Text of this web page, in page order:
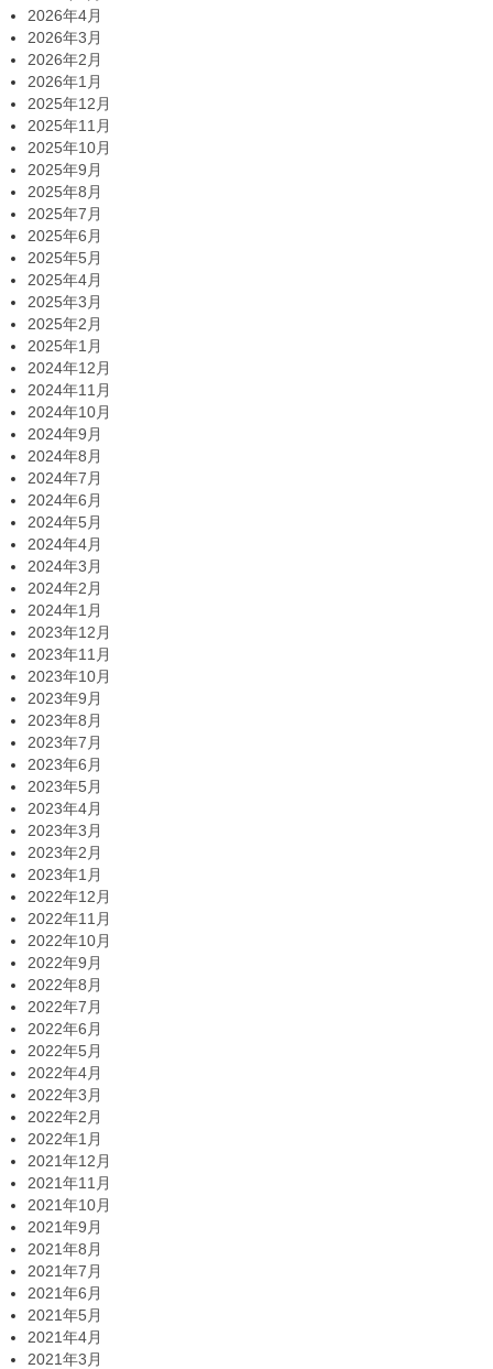
2026年4月
2026年3月
2026年2月
2026年1月
2025年12月
2025年11月
2025年10月
2025年9月
2025年8月
2025年7月
2025年6月
2025年5月
2025年4月
2025年3月
2025年2月
2025年1月
2024年12月
2024年11月
2024年10月
2024年9月
2024年8月
2024年7月
2024年6月
2024年5月
2024年4月
2024年3月
2024年2月
2024年1月
2023年12月
2023年11月
2023年10月
2023年9月
2023年8月
2023年7月
2023年6月
2023年5月
2023年4月
2023年3月
2023年2月
2023年1月
2022年12月
2022年11月
2022年10月
2022年9月
2022年8月
2022年7月
2022年6月
2022年5月
2022年4月
2022年3月
2022年2月
2022年1月
2021年12月
2021年11月
2021年10月
2021年9月
2021年8月
2021年7月
2021年6月
2021年5月
2021年4月
2021年3月